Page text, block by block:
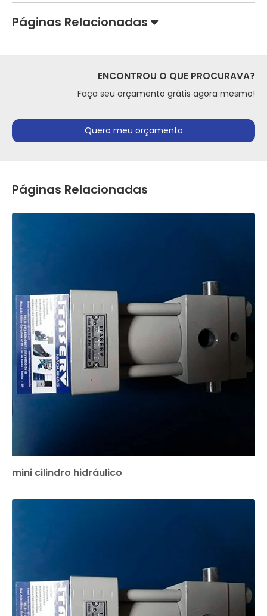
Páginas Relacionadas
ENCONTROU O QUE PROCURAVA?
Faça seu orçamento grátis agora mesmo!
Quero meu orçamento
Páginas Relacionadas
mini cilindro hidráulico